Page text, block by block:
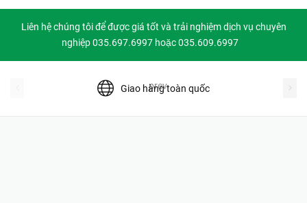
Liên hệ chúng tôi để được giá tốt và trải nghiệm dịch vụ chuyên
nghiệp 035.697.6997 hoặc 035.609.6997
Giao hàng toàn quốc
prev